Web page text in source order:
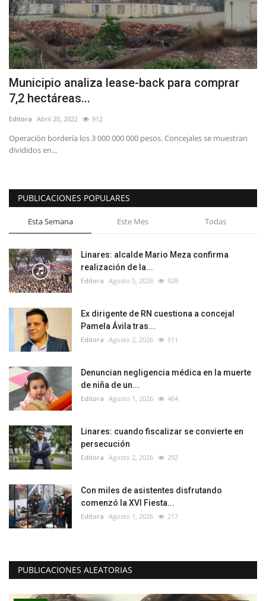
Municipio analiza lease-back para comprar
7,2 hectáreas...
Editora Abril 20, 2022 912
Operación bordería los 3 000 000 000 pesos. Concejales se muestran
divididos en...
PUBLICACIONES POPULARES
Esta Semana Este Mes Todas
Linares: alcalde Mario Meza confirma
realización de la...
Editora Agosto 5, 2026 928
Ex dirigente de RN cuestiona a concejal
Pamela Ávila tras...
Editora Agosto 2, 2026 511
Denuncian negligencia médica en la muerte
de niña de un...
Editora Agosto 1, 2026 464
Linares: cuando fiscalizar se convierte en
persecución
Editora Agosto 2, 2026 292
Con miles de asistentes disfrutando
comenzó la XVI Fiesta...
Editora Agosto 1, 2026 217
PUBLICACIONES ALEATORIAS